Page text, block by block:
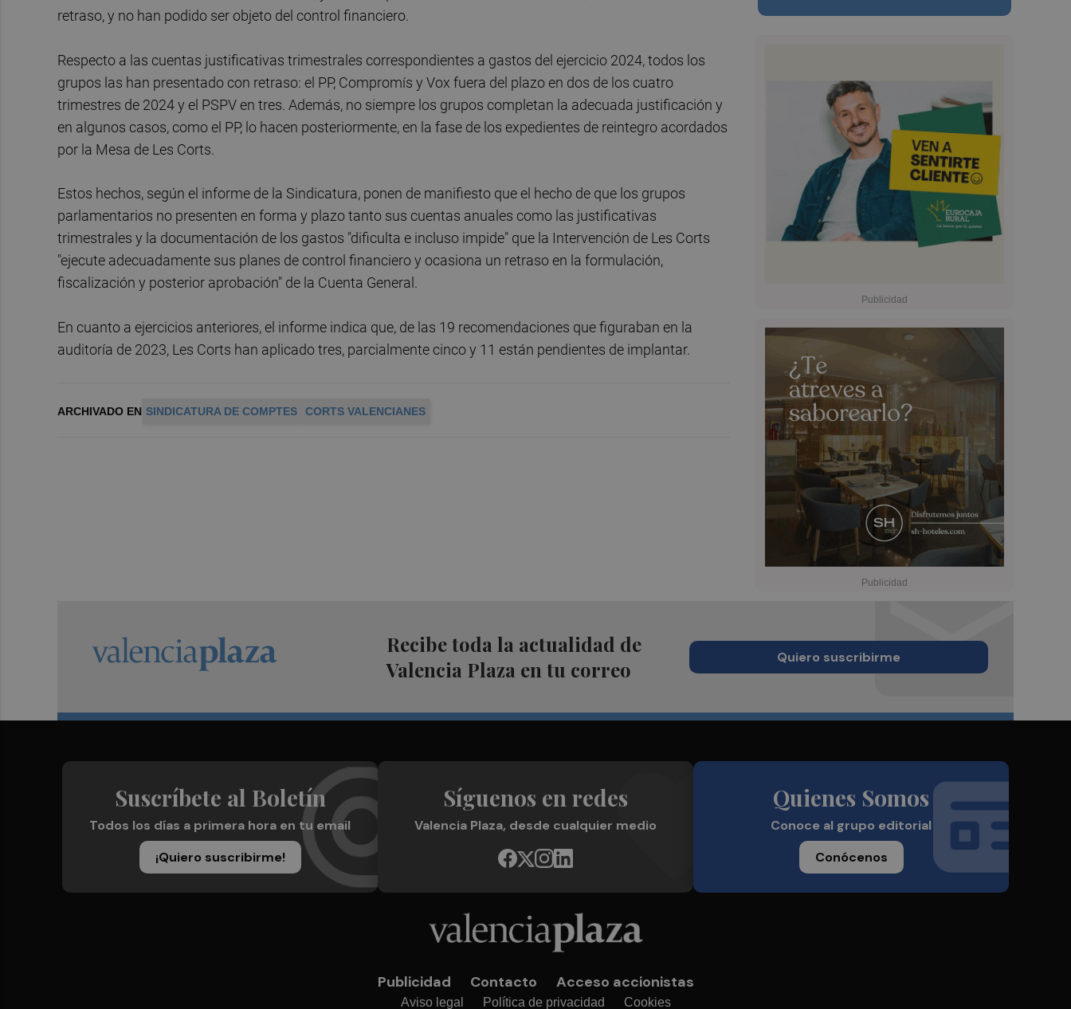
retraso, y no han podido ser objeto del control financiero.
Respecto a las cuentas justificativas trimestrales correspondientes a gastos del ejercicio 2024, todos los
grupos las han presentado con retraso: el PP, Compromís y Vox fuera del plazo en dos de los cuatro
trimestres de 2024 y el PSPV en tres. Además, no siempre los grupos completan la adecuada justificación y
en algunos casos, como el PP, lo hacen posteriormente, en la fase de los expedientes de reintegro acordados
por la Mesa de Les Corts.
Estos hechos, según el informe de la Sindicatura, ponen de manifiesto que el hecho de que los grupos
parlamentarios no presenten en forma y plazo tanto sus cuentas anuales como las justificativas
trimestrales y la documentación de los gastos "dificulta e incluso impide" que la Intervención de Les Corts
"ejecute adecuadamente sus planes de control financiero y ocasiona un retraso en la formulación,
fiscalización y posterior aprobación" de la Cuenta General.
En cuanto a ejercicios anteriores, el informe indica que, de las 19 recomendaciones que figuraban en la
auditoría de 2023, Les Corts han aplicado tres, parcialmente cinco y 11 están pendientes de implantar.
ARCHIVADO EN SINDICATURA DE COMPTES CORTS VALENCIANES
Recibe toda la actualidad de
Valencia Plaza en tu correo
Quiero suscribirme
Suscríbete al Boletín
Todos los días a primera hora en tu email
¡Quiero suscribirme!
Síguenos en redes
Valencia Plaza, desde cualquier medio
Quienes Somos
Conoce al grupo editorial
Conócenos
Publicidad Contacto Acceso accionistas
Aviso legal Política de privacidad Cookies